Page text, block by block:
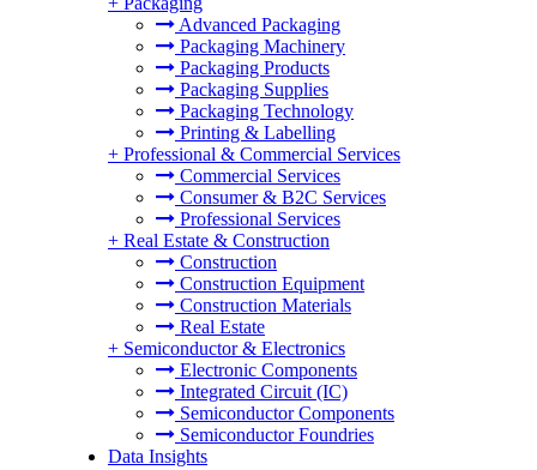
Advanced Packaging
Packaging Machinery
Packaging Products
Packaging Supplies
Packaging Technology
Printing & Labelling
+ Professional & Commercial Services
Commercial Services
Consumer & B2C Services
Professional Services
+ Real Estate & Construction
Construction
Construction Equipment
Construction Materials
Real Estate
+ Semiconductor & Electronics
Electronic Components
Integrated Circuit (IC)
Semiconductor Components
Semiconductor Foundries
Data Insights